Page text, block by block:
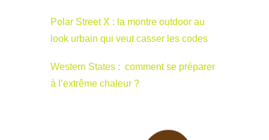
Polar Street X : la montre outdoor au
look urbain qui veut casser les codes
Western States : comment se préparer
à l’extrême chaleur ?